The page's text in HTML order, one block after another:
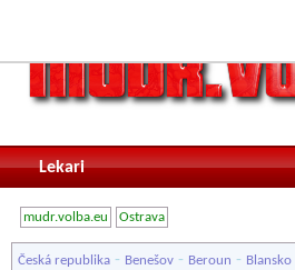
Lekari
mudr.volba.eu Ostrava
Česká republika - Benešov - Beroun - Blansko